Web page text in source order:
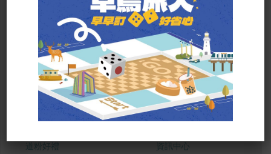
SITE MAP
道粉好禮
資訊中心